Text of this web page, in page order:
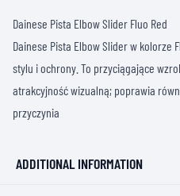
Dainese Pista Elbow Slider Fluo Red
Dainese Pista Elbow Slider w kolorze
stylu i ochrony. To przyciągające
atrakcyjność wizualną; poprawia
przyczynia
ADDITIONAL INFORMATION